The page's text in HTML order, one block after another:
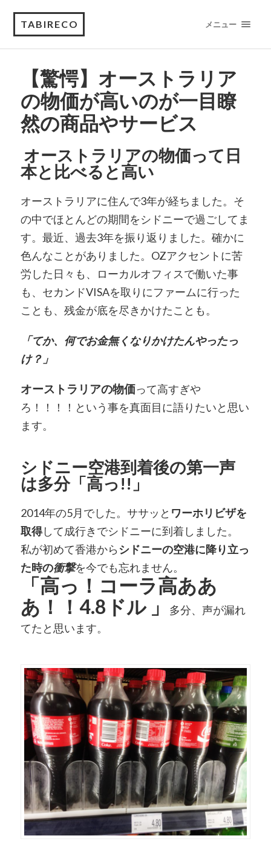
TABIRECO メニュー
【驚愕】オーストラリア
の物価が高いのが一目瞭
然の商品やサービス
オーストラリアの物価って日
本と比べると高い
オーストラリアに住んで3年が経ちました。そ
の中でほとんどの期間をシドニーで過ごしてま
す。最近、過去3年を振り返りました。確かに
色んなことがありました。OZアクセントに苦
労した日々も、ローカルオフィスで働いた事
も、セカンドVISAを取りにファームに行った
ことも、残金が底を尽きかけたことも。
「てか、何でお金無くなりかけたんやったっ
け？」
オーストラリアの物価って高すぎや
ろ！！！！という事を真面目に語りたいと思い
ます。
シドニー空港到着後の第一声
は多分「高っ!!」
2014年の5月でした。ササッと ワーホリビザを
取得して成行きでシドニーに到着しました。
私が初めて香港から シドニーの空港に降り立っ
た時の衝撃を今でも忘れません。
「高っ！コーラ高ああ
あ！！4.8ドル 」
多分、声が漏れ
てたと思います。